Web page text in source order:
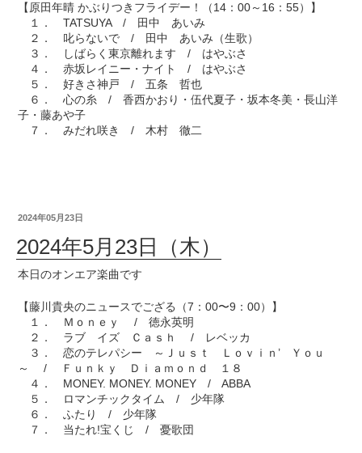
【原田年晴 かぶりつきフライデー！（14：00～16：55）】
１． TATSUYA / 田中 あいみ
２． 叱らないで / 田中 あいみ（生歌）
３． しばらく東京離れます / はやぶさ
４． 赤坂レイニー・ナイト / はやぶさ
５． 好きさ神戸 / 五条 哲也
６． 心の糸 / 香西かおり・伍代夏子・坂本冬美・長山洋
子・藤あや子
７． みだれ咲き / 木村 徹二
2024年05月23日
2024年5月23日（木）
本日のオンエア楽曲です
【藤川貴央のニュースでござる（7：00〜9：00）】
１． Ｍｏｎｅｙ / 徳永英明
２． ラブ イズ Ｃａｓｈ / レベッカ
３． 恋のテレパシー ～Ｊｕｓｔ Ｌｏｖｉｎ’ Ｙｏｕ
～ / Ｆｕｎｋｙ Ｄｉａｍｏｎｄ １８
４． MONEY. MONEY. MONEY / ABBA
５． ロマンチックタイム / 少年隊
６． ふたり / 少年隊
７． 当たれ!宝くじ / 憂歌団